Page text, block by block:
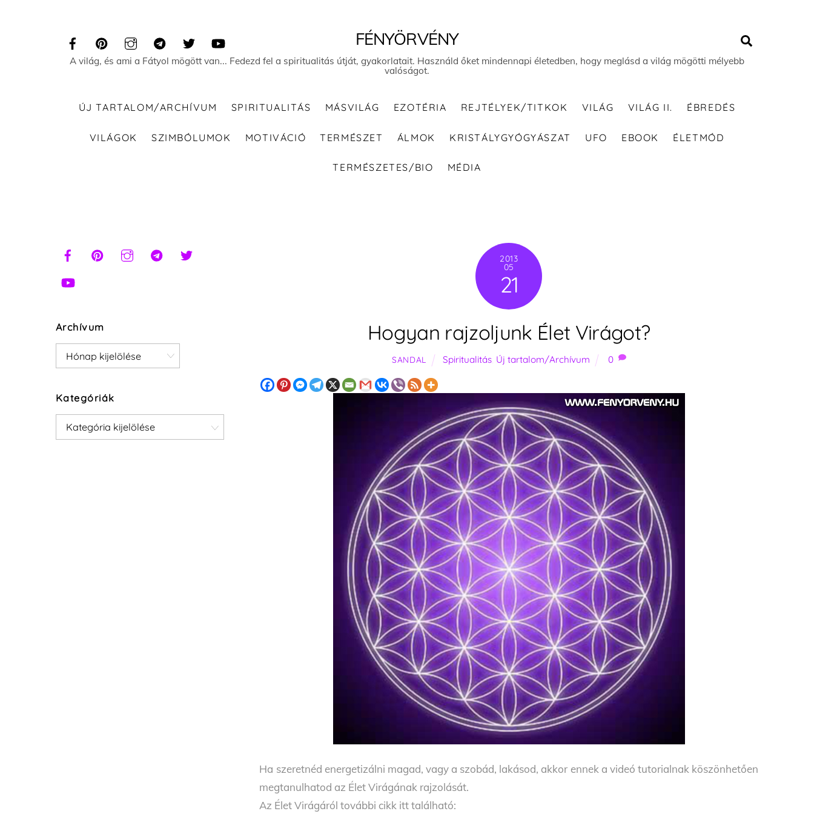
FÉNYÖRVÉNY
A világ, és ami a Fátyol mögött van... Fedezd fel a spiritualitás útját, gyakorlatait. Használd őket mindennapi életedben, hogy meglásd a világ mögötti mélyebb
valóságot.
ÚJ TARTALOM/ARCHÍVUM SPIRITUALITÁS MÁSVILÁG EZOTÉRIA REJTÉLYEK/TITKOK VILÁG VILÁG II. ÉBREDÉS
VILÁGOK SZIMBÓLUMOK MOTIVÁCIÓ TERMÉSZET ÁLMOK KRISTÁLYGYÓGYÁSZAT UFO EBOOK ÉLETMÓD
TERMÉSZETES/BIO MÉDIA
2013
05
21
Hogyan rajzoljunk Élet Virágot?
SANDAL Spiritualitás, Új tartalom/Archívum 0
Ha szeretnéd energetizálni magad, vagy a szobád, lakásod, akkor ennek a videó tutorialnak köszönhetően
megtanulhatod az Élet Virágának rajzolását.
Az Élet Virágáról további cikk itt található:
Archívum
Archívum
Kategóriák
Kategóriák